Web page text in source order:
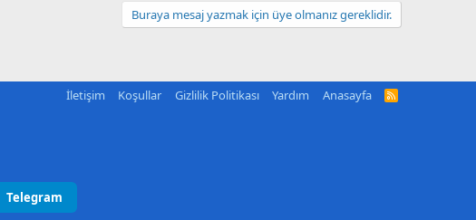
Buraya mesaj yazmak için üye olmanız gereklidir.
İletişim Koşullar Gizlilik Politikası Yardım Anasayfa
R
Telegram